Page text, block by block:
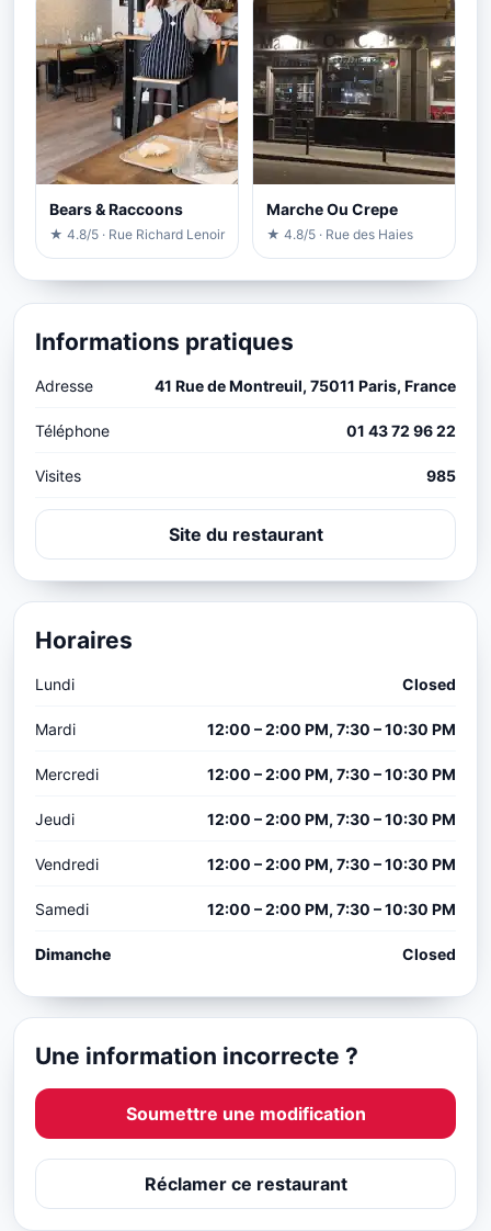
Bears & Raccoons
★ 4.8/5 · Rue Richard Lenoir
Marche Ou Crepe
★ 4.8/5 · Rue des Haies
Informations pratiques
Adresse 41 Rue de Montreuil, 75011 Paris, France
Téléphone 01 43 72 96 22
Visites 985
Site du restaurant
Horaires
Lundi Closed
Mardi 12:00 – 2:00 PM, 7:30 – 10:30 PM
Mercredi 12:00 – 2:00 PM, 7:30 – 10:30 PM
Jeudi 12:00 – 2:00 PM, 7:30 – 10:30 PM
Vendredi 12:00 – 2:00 PM, 7:30 – 10:30 PM
Samedi 12:00 – 2:00 PM, 7:30 – 10:30 PM
Dimanche Closed
Une information incorrecte ?
Soumettre une modification
Réclamer ce restaurant